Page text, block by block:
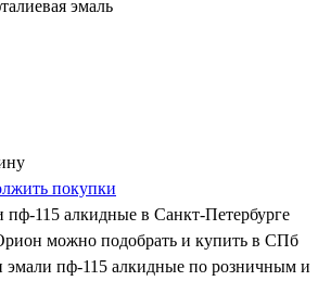
эмаль
покупки
пф-115 алкидные в Санкт-Петербурге
можно подобрать и купить в СПб
эмали пф-115 алкидные по розничным и